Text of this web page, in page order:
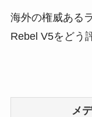
海外の権威ある
Rebel V5をどう
メ